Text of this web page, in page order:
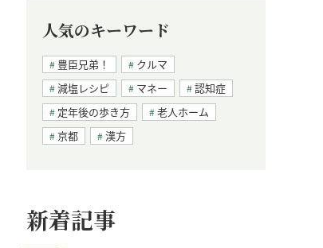
人気のキーワード
豊臣兄弟！
クルマ
減塩レシピ
マネー
認知症
定年後の歩き方
老人ホーム
京都
漢方
新着記事